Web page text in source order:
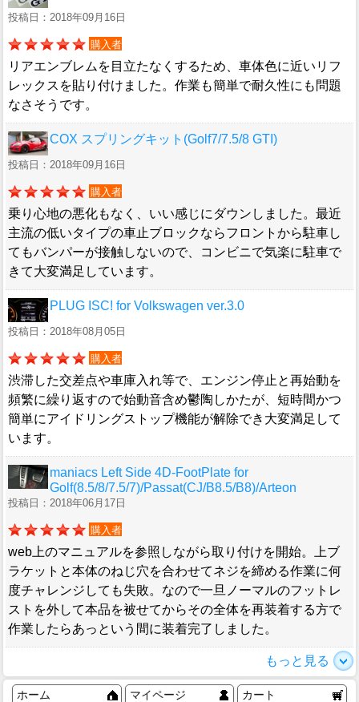
投稿日：2018年09月16日
購入者
リアエンブレムを目立たなくするため、車体色に近いリフ
レックスを貼り付けました。作業も簡単で耐久性にも問題
なさそうです。
COX スプリングキット(Golf7/7.5/8 GTI)
投稿日：2018年09月16日
購入者
乗り心地の悪化もなく、いい感じにダウンしました。最近
主流の低いタイプの車止ブロックならフロントから駐車し
てもバンパーが接触しないので、コンビニで気楽に駐車で
きて大変満足しています。
PLUG ISC! for Volkswagen ver.3.0
投稿日：2018年08月05日
購入者
渋滞した交差点や車庫入れ等で、エンジン停止と再始動を
頻繁に繰り返すので始動音含め鬱陶しかたが、短時間かつ
簡単にアイドリングストップ機能が解除でき大変満足して
います。
maniacs Left Side 4D-FootPlate for
Golf(8.5/8/7.5/7)/Passat(CJ/B8.5/B8)/Arteon
投稿日：2018年06月17日
購入者
web上のマニュアルを参照しながら取り付けを開始。上ブ
ラケットと本体のねじ穴を合わせてネジを締める作業に何
度チャレンジしても失敗。なので一旦ノーマルのフットレ
ストを外して本品を被せてからその全体を再装着する方で
作業したらあっという間に装着完了しました。
もっと見る
ホーム マイページ カート